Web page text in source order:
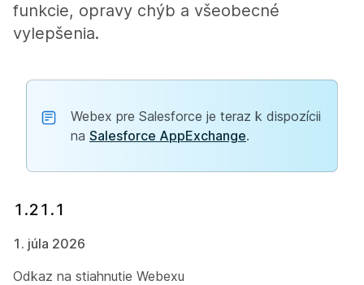
funkcie, opravy chýb a všeobecné
vylepšenia.
Webex pre Salesforce je teraz k dispozícii
na Salesforce AppExchange.
1.21.1
1. júla 2026
Odkaz na stiahnutie Webexu